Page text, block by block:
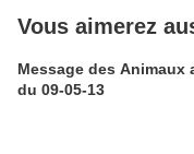
Vous aimerez
Message des Animaux
du 09-05-13